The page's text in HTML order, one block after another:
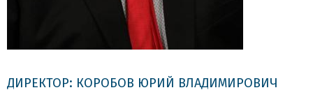
ДИРЕКТОР: КОРОБОВ ЮРИЙ ВЛАДИМИРОВИЧ